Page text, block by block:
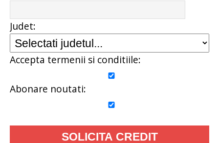
Judet:
Accepta termenii si conditiile:
Abonare noutati: